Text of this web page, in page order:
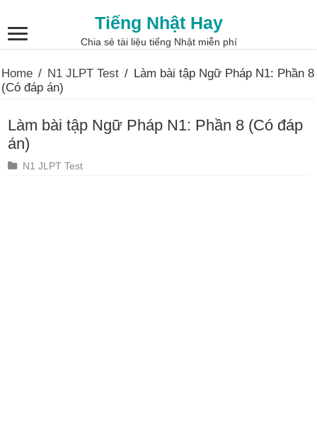
Tiếng Nhật Hay
Chia sẻ tài liệu tiếng Nhật miễn phí
Home / N1 JLPT Test / Làm bài tập Ngữ Pháp N1: Phần 8
(Có đáp án)
Làm bài tập Ngữ Pháp N1: Phần 8 (Có đáp
án)
N1 JLPT Test